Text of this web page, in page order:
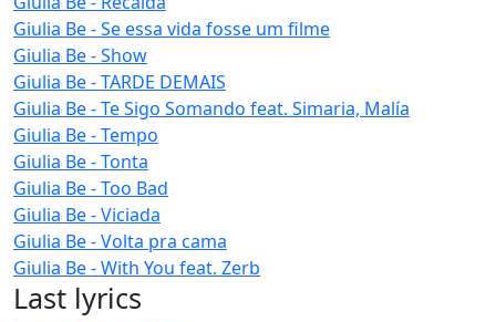
Giulia Be - Se essa vida fosse um filme
Giulia Be - Show
Giulia Be - TARDE DEMAIS
Giulia Be - Te Sigo Somando feat. Simaria, Malía
Giulia Be - Tempo
Giulia Be - Tonta
Giulia Be - Too Bad
Giulia Be - Viciada
Giulia Be - Volta pra cama
Giulia Be - With You feat. Zerb
Last lyrics